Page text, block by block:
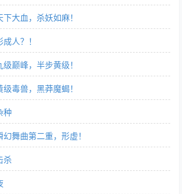
大血，杀妖如麻！
人？！
巅峰，半步黄级！
毒兽，黑莽魔蝎！
种
舞曲第二重，形虚！
杀